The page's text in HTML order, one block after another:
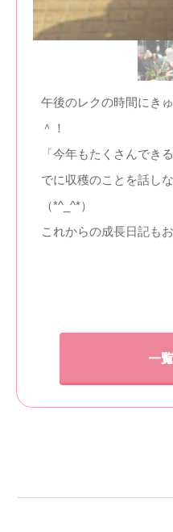
午後のレクの時間にき
＾！
「今年もたくさんでき
でに収穫のことを話し
（*^_^*）
これからの成長日記も
一